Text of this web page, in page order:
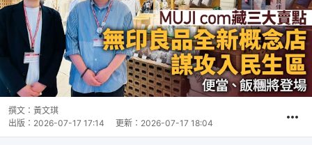
撰文： 黃文琪
出版： 2026-07-17 17:14 更新： 2026-07-17 18:04